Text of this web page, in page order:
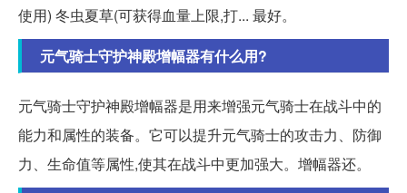
使用) 冬虫夏草(可获得血量上限,打... 最好。
元气骑士守护神殿增幅器有什么用?
元气骑士守护神殿增幅器是用来增强元气骑士在战斗中的
能力和属性的装备。它可以提升元气骑士的攻击力、防御
力、生命值等属性,使其在战斗中更加强大。增幅器还。